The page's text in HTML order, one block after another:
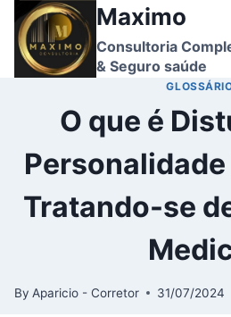
Skip
content
Maximo
Consultoria
& Seguro saúde
O que é
Tratando-se
By Aparicio - Corretor 31/07/2024